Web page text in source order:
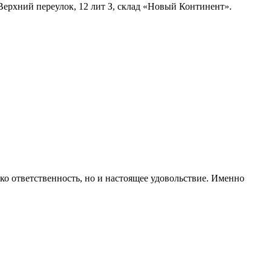
переулок, 12 лит З, склад «Новый Континент».
ответственность, но и настоящее удовольствие. Именно